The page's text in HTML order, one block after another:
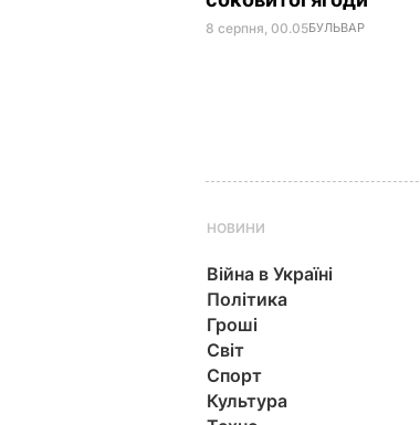
8 серпня, 00.05БУЛЬВАР
НОВИНИ
Війна в Україні
Політика
Гроші
Світ
Спорт
Культура